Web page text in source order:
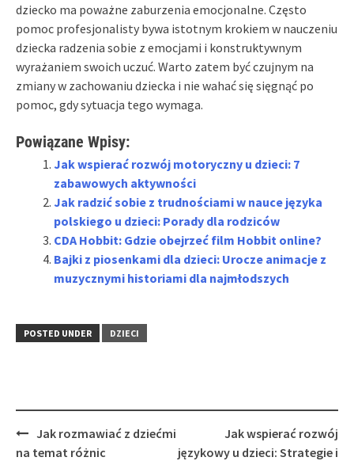
dziecko ma poważne zaburzenia emocjonalne. Często
pomoc profesjonalisty bywa istotnym krokiem w nauczeniu
dziecka radzenia sobie z emocjami i konstruktywnym
wyrażaniem swoich uczuć. Warto zatem być czujnym na
zmiany w zachowaniu dziecka i nie wahać się sięgnąć po
pomoc, gdy sytuacja tego wymaga.
Powiązane Wpisy:
Jak wspierać rozwój motoryczny u dzieci: 7
zabawowych aktywności
Jak radzić sobie z trudnościami w nauce języka
polskiego u dzieci: Porady dla rodziców
CDA Hobbit: Gdzie obejrzeć film Hobbit online?
Bajki z piosenkami dla dzieci: Urocze animacje z
muzycznymi historiami dla najmłodszych
POSTED UNDER DZIECI
Post
navigation
Jak rozmawiać z dziećmi
na temat różnic
Jak wspierać rozwój
językowy u dzieci: Strategie i